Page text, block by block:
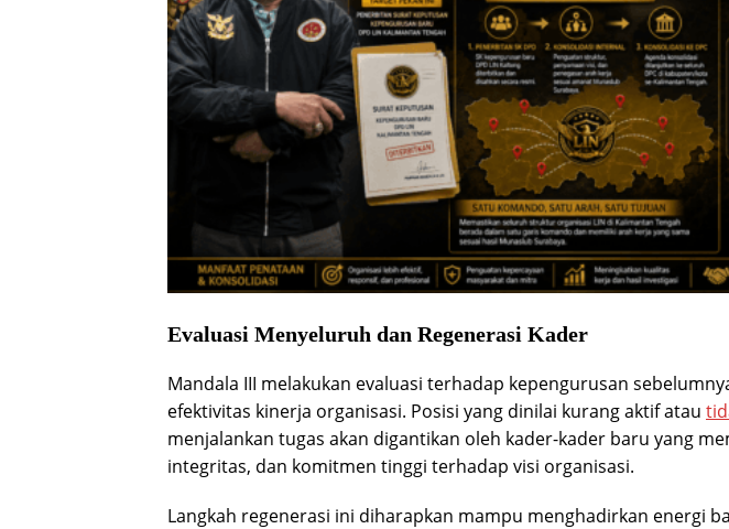
Evaluasi Menyeluruh dan Regenerasi Kader
Mandala III melakukan evaluasi terhadap kepengurusan
efektivitas kinerja organisasi. Posisi yang dinilai kurang aktif atau
menjalankan tugas akan digantikan oleh kader-kader baru yang
integritas, dan komitmen tinggi terhadap visi organisasi.
Langkah regenerasi ini diharapkan mampu menghadirkan energi